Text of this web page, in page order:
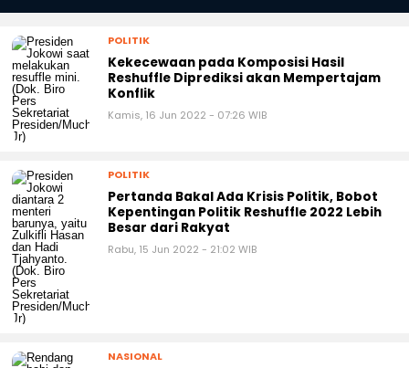
POLITIK
Kekecewaan pada Komposisi Hasil
Reshuffle Diprediksi akan Mempertajam
Konflik
Kamis, 16 Jun 2022 - 07:26 WIB
POLITIK
Pertanda Bakal Ada Krisis Politik, Bobot
Kepentingan Politik Reshuffle 2022 Lebih
Besar dari Rakyat
Rabu, 15 Jun 2022 - 21:02 WIB
NASIONAL